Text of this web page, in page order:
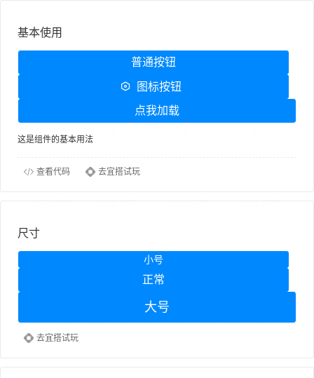
基本使用
普通按钮
图标按钮
点我加载
这是组件的基本用法
查看代码 去宜搭试玩
尺寸
小号
正常
大号
去宜搭试玩